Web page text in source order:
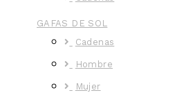
GAFAS DE SOL
Cadenas
Hombre
Mujer